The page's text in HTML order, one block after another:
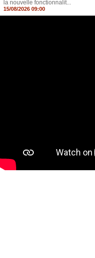
la nouvelle fonctionnalit...
15/08/2026 09:00